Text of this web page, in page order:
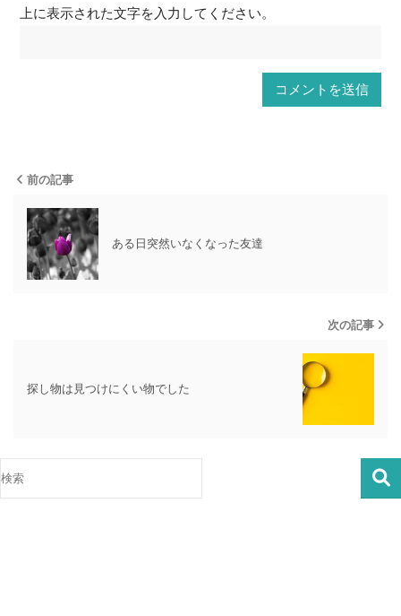
上に表示された文字を入力してください。
前の記事
ある日突然いなくなった友達
次の記事
探し物は見つけにくい物でした